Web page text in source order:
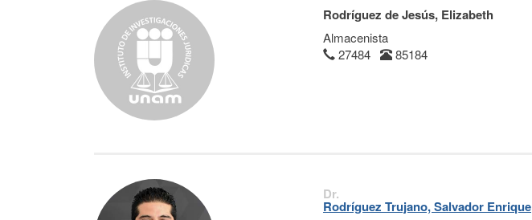
Rodríguez de Jesús, Elizabeth
Almacenista
27484
85184
Dr.
Rodríguez Trujano, Salvador Enrique